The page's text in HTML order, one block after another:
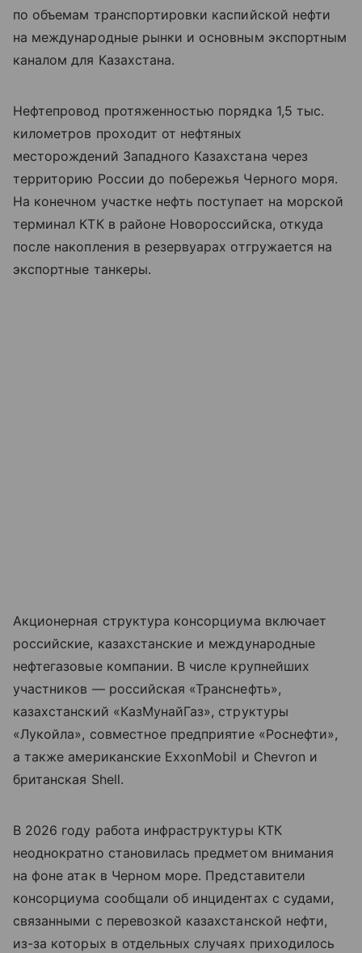
по объемам транспортировки каспийской нефти
на международные рынки и основным экспортным
каналом для Казахстана.
Нефтепровод протяженностью порядка 1,5 тыс.
километров проходит от нефтяных
месторождений Западного Казахстана через
территорию России до побережья Черного моря.
На конечном участке нефть поступает на морской
терминал КТК в районе Новороссийска, откуда
после накопления в резервуарах отгружается на
экспортные танкеры.
Акционерная структура консорциума включает
российские, казахстанские и международные
нефтегазовые компании. В числе крупнейших
участников — российская «Транснефть»,
казахстанский «КазМунайГаз», структуры
«Лукойла», совместное предприятие «Роснефти»,
а также американские ExxonMobil и Chevron и
британская Shell.
В 2026 году работа инфраструктуры КТК
неоднократно становилась предметом внимания
на фоне атак в Черном море. Представители
консорциума сообщали об инцидентах с судами,
связанными с перевозкой казахстанской нефти,
из-за которых в отдельных случаях приходилось